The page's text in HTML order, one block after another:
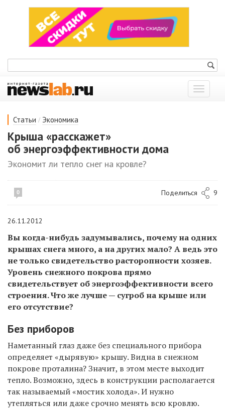
Показать
меню
Статьи / Экономика
Крыша «расскажет»
об энергоэффективности дома
Экономит ли тепло снег на кровле?
0 Поделиться 9
26.11.2012
Вы когда-нибудь задумывались, почему на одних
крышах снега много, а на других мало? А ведь это
не только свидетельство расторопности хозяев.
Уровень снежного покрова прямо
свидетельствует об энергоэффективности всего
строения. Что же лучше — сугроб на крыше или
его отсутствие?
Без приборов
Наметанный глаз даже без специального прибора
определяет «дырявую» крышу. Видна в снежном
покрове проталина? Значит, в этом месте выходит
тепло. Возможно, здесь в конструкции располагается
так называемый «мостик холода». И нужно
утепляться или даже срочно менять всю кровлю.